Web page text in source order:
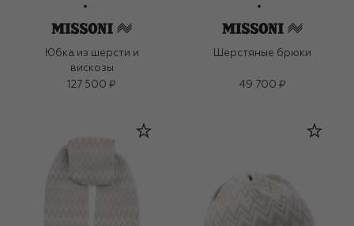
Юбка из шерсти и
вискозы
127 500 ₽
Шерстяные брюки
49 700 ₽